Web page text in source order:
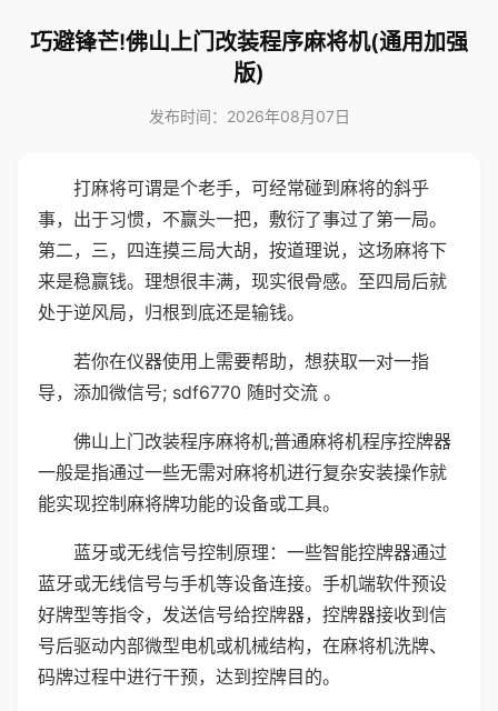
巧避锋芒!佛山上门改装程序麻将机(通用加强
版)
发布时间：2026年08月07日
打麻将可谓是个老手，可经常碰到麻将的斜乎
事，出于习惯，不赢头一把，敷衍了事过了第一局。
第二，三，四连摸三局大胡，按道理说，这场麻将下
来是稳赢钱。理想很丰满，现实很骨感。至四局后就
处于逆风局，归根到底还是输钱。
若你在仪器使用上需要帮助，想获取一对一指
导，添加微信号; sdf6770 随时交流 。
佛山上门改装程序麻将机;普通麻将机程序控牌器
一般是指通过一些无需对麻将机进行复杂安装操作就
能实现控制麻将牌功能的设备或工具。
蓝牙或无线信号控制原理：一些智能控牌器通过
蓝牙或无线信号与手机等设备连接。手机端软件预设
好牌型等指令，发送信号给控牌器，控牌器接收到信
号后驱动内部微型电机或机械结构，在麻将机洗牌、
码牌过程中进行干预，达到控牌目的。